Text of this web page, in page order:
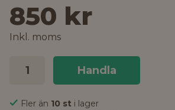
850 kr
Inkl. moms
Handla
Fler än 10 st i lager